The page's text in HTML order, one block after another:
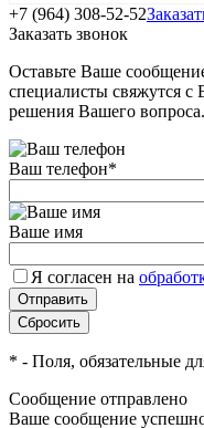
+7 (964) 308-52-52
Заказать звонок
Оставьте Ваше
специалисты свяжутся
решения Вашего вопроса.
Ваш телефон*
Ваше имя
Я согласен на
* - Поля, обязательные
Сообщение отправлено
Ваше сообщение